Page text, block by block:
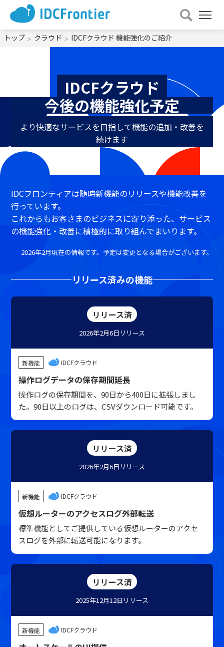
メ
ニュー
トップ クラウド IDCFクラウド 機能強化のご紹介
IDCFクラウド
今後の機能強化予定
より快適なサービスを目指して機能の追加・改善を
続けます
IDCフロンティアは随時新機能のリリースや機能改善を
行っています。
これからもお客さまのビジネスに寄り添った、サービス
の機能強化・改善に積極的に取り組んでまいります。
2026年2月現在の情報です。予定は変更となる場合がございます。
リリース済みの機能
リリース済
2026年2月6日リリース
新機能 IDCFクラウド
操作ログデータの保存期間延長
操作ログの保存期間を、90日から400日に拡張しまし
た。90日以上のログは、CSVダウンロード可能です。
リリース済
2026年2月6日リリース
新機能 IDCFクラウド
仮想ルーターのアクセスログ外部転送
標準機能としてご提供している仮想ルーターのアクセ
スログを外部に転送可能になります。
リリース済
2025年12月12日リリース
新機能 IDCFクラウド